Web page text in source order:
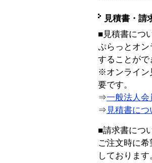
見積書・請
■見積書につ
ぷらっとオ
することがで
※オンライン
要です。
⇒一般法人
⇒ 見積書に
■請求書につ
ご注文時に
しております